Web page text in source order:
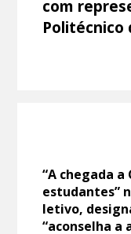
com
Politécnico
“A chegada
estudantes”
letivo,
“aconselha a